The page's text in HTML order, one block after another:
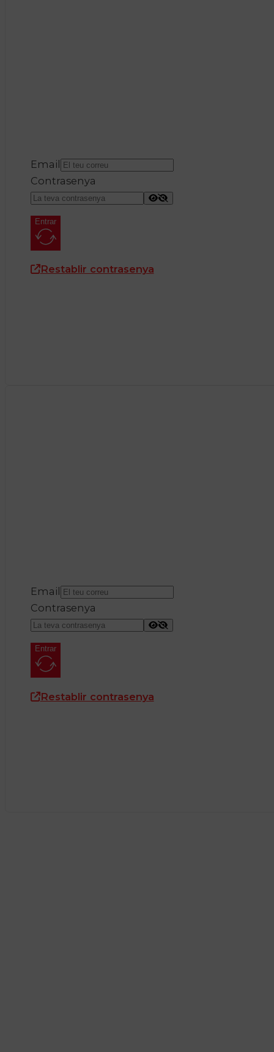
Email
Contrasenya
Entrar
Restablir contrasenya
Email
Contrasenya
Entrar
Restablir contrasenya